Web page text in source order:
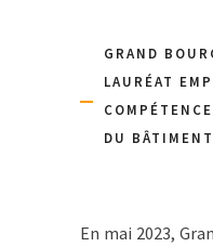
GRAND
LAURÉAT
DU BÂTIMENT
En mai 2023,